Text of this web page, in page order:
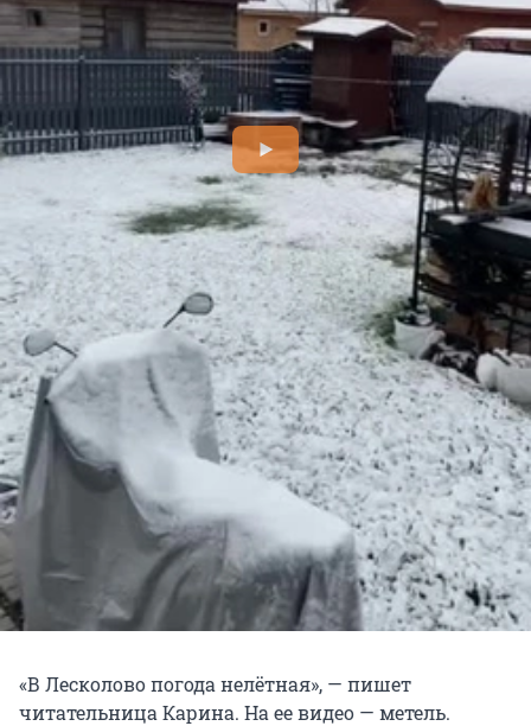
«В Лесколово погода нелётная», — пишет
читательница Карина. На ее видео — метель.